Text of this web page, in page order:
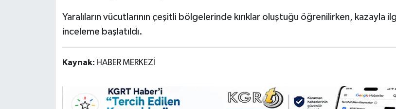
Yaralıların vücutlarının çeşitli bölgelerinde kırıklar oluştuğu öğrenilirken, kazayla
inceleme başlatıldı.
Kaynak: HABER MERKEZİ